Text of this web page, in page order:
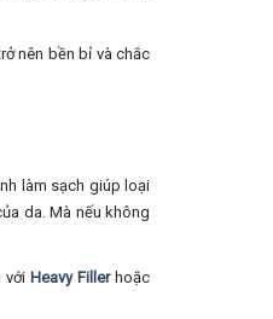
nên bền bỉ và chắc
làm sạch giúp loại
da. Mà nếu không
với Heavy Filler hoặc